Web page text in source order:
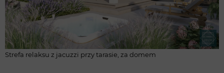
Strefa relaksu z jacuzzi przy tarasie, za domem